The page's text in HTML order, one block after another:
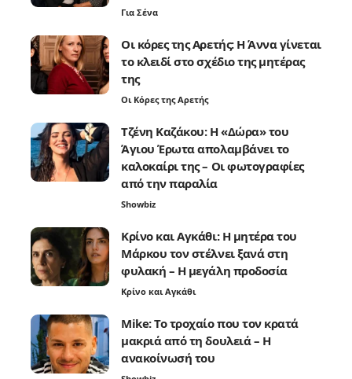
Για Σένα
Οι κόρες της Αρετής: Η Άννα γίνεται
το κλειδί στο σχέδιο της μητέρας
της
Οι Κόρες της Αρετής
Τζένη Καζάκου: Η «Δώρα» του
Άγιου Έρωτα απολαμβάνει το
καλοκαίρι της – Οι φωτογραφίες
από την παραλία
Showbiz
Κρίνο και Αγκάθι: Η μητέρα του
Μάρκου τον στέλνει ξανά στη
φυλακή – Η μεγάλη προδοσία
Κρίνο και Αγκάθι
Mike: Το τροχαίο που τον κρατά
μακριά από τη δουλειά – Η
ανακοίνωσή του